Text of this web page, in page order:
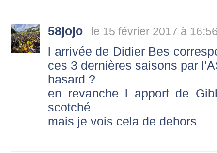
58jojo le 15 février 2017 à
l arrivée de Didier Bes
ces 3 dernières saisons par
hasard ?
en revanche l apport de
scotché
mais je vois cela de dehors